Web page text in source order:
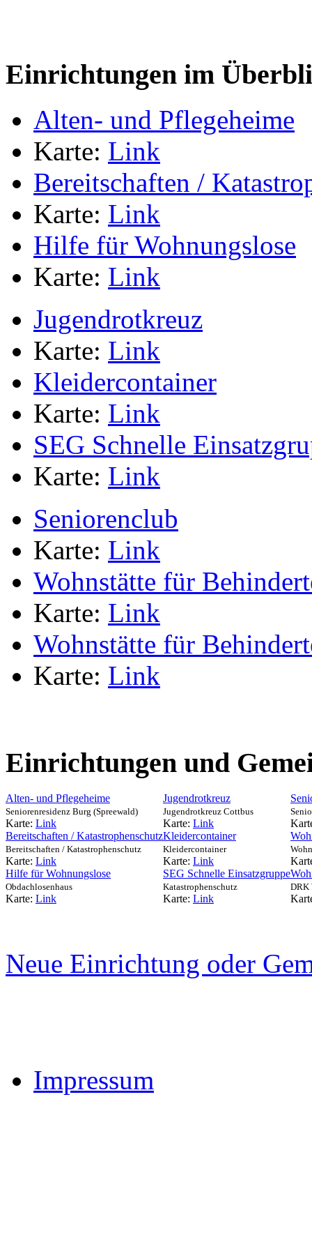
Einrichtungen im
Alten- und Pflegeheime
Karte: Link
Bereitschaften /
Karte: Link
Hilfe für Wohnungslose
Karte: Link
Jugendrotkreuz
Karte: Link
Kleidercontainer
Karte: Link
SEG Schnelle
Karte: Link
Seniorenclub
Karte: Link
Wohnstätte für
Karte: Link
Wohnstätte für
Karte: Link
Einrichtungen und
Alten- und Pflegeheime
Seniorenresidenz Burg (Spreewald)
Karte: Link
Jugendrotkreuz
Jugendrotkreuz Cottbus
Karte: Link
Bereitschaften / Katastrophenschutz
Bereitschaften / Katastrophenschutz
Karte: Link
Kleidercontainer
Kleidercontainer
Karte: Link
Hilfe für Wohnungslose
Obdachlosenhaus
Karte: Link
SEG Schnelle Einsatzgruppe
Katastrophenschutz
Karte: Link
DRK
Neue Einrichtung oder
Impressum